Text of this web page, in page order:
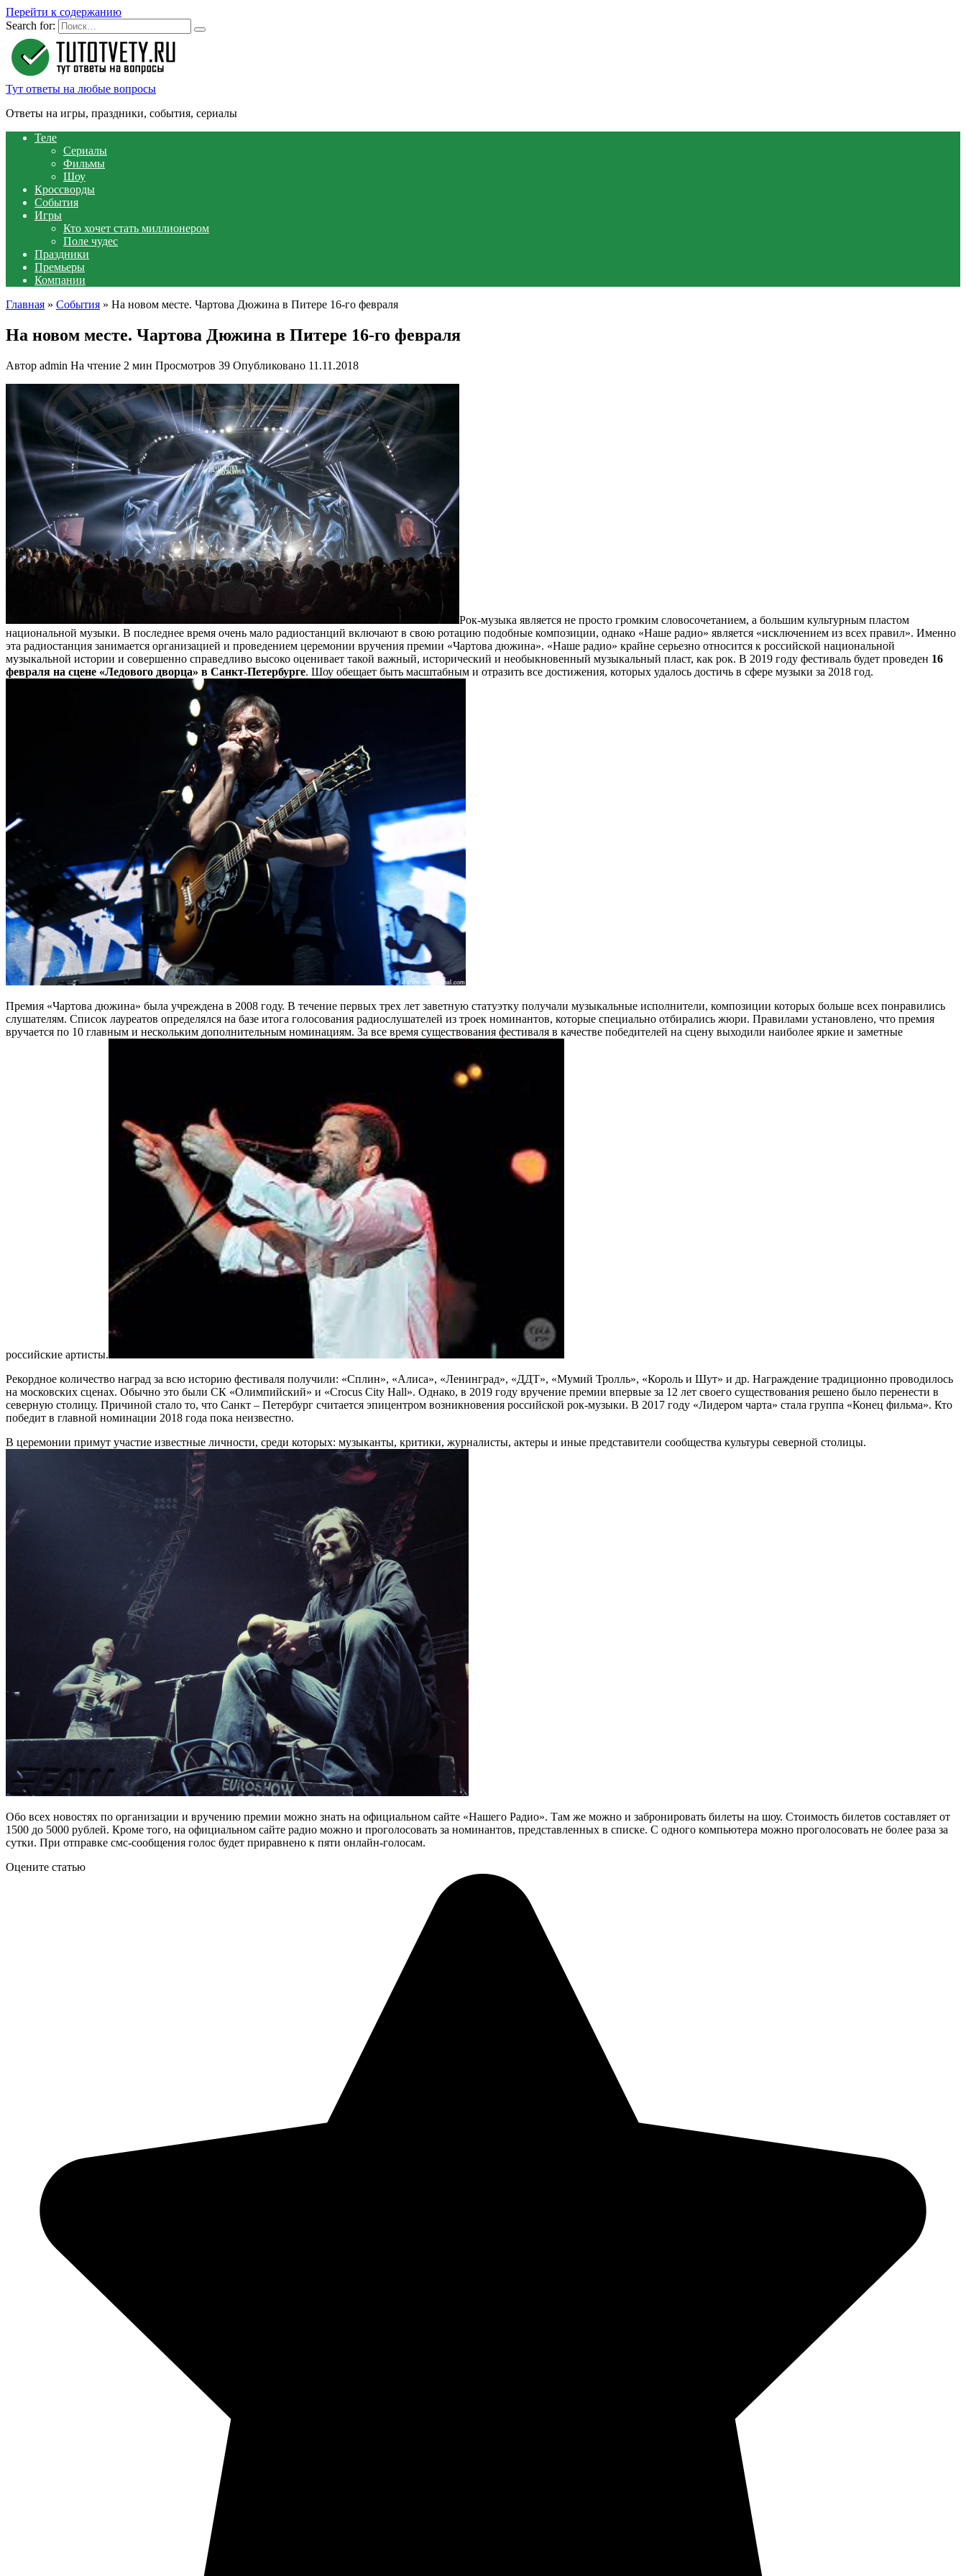
Перейти к содержанию
Search for:
Тут ответы на любые вопросы
Ответы на игры, праздники, события, сериалы
Теле
Сериалы
Фильмы
Шоу
Кроссворды
События
Игры
Кто хочет стать миллионером
Поле чудес
Праздники
Премьеры
Компании
Главная » События » На новом месте. Чартова Дюжина в Питере 16-го февраля
На новом месте. Чартова Дюжина в Питере 16-го февраля
Автор admin На чтение 2 мин Просмотров 39 Опубликовано 11.11.2018
Рок-музыка является не просто громким словосочетанием, а большим культурным пластом
национальной музыки. В последнее время очень мало радиостанций включают в свою ротацию подобные композиции, однако «Наше радио» является «исключением из всех правил». Именно
эта радиостанция занимается организацией и проведением церемонии вручения премии «Чартова дюжина». «Наше радио» крайне серьезно относится к российской национальной
музыкальной истории и совершенно справедливо высоко оценивает такой важный, исторический и необыкновенный музыкальный пласт, как рок. В 2019 году фестиваль будет проведен 16
февраля на сцене «Ледового дворца» в Санкт-Петербурге. Шоу обещает быть масштабным и отразить все достижения, которых удалось достичь в сфере музыки за 2018 год.
Премия «Чартова дюжина» была учреждена в 2008 году. В течение первых трех лет заветную статуэтку получали музыкальные исполнители, композиции которых больше всех понравились
слушателям. Список лауреатов определялся на базе итога голосования радиослушателей из троек номинантов, которые специально отбирались жюри. Правилами установлено, что премия
вручается по 10 главным и нескольким дополнительным номинациям. За все время существования фестиваля в качестве победителей на сцену выходили наиболее яркие и заметные
российские артисты.
Рекордное количество наград за всю историю фестиваля получили: «Сплин», «Алиса», «Ленинград», «ДДТ», «Мумий Тролль», «Король и Шут» и др. Награждение традиционно проводилось
на московских сценах. Обычно это были СК «Олимпийский» и «Crocus City Hall». Однако, в 2019 году вручение премии впервые за 12 лет своего существования решено было перенести в
северную столицу. Причиной стало то, что Санкт – Петербург считается эпицентром возникновения российской рок-музыки. В 2017 году «Лидером чарта» стала группа «Конец фильма». Кто
победит в главной номинации 2018 года пока неизвестно.
В церемонии примут участие известные личности, среди которых: музыканты, критики, журналисты, актеры и иные представители сообщества культуры северной столицы.
Обо всех новостях по организации и вручению премии можно знать на официальном сайте «Нашего Радио». Там же можно и забронировать билеты на шоу. Стоимость билетов составляет от
1500 до 5000 рублей. Кроме того, на официальном сайте радио можно и проголосовать за номинантов, представленных в списке. С одного компьютера можно проголосовать не более раза за
сутки. При отправке смс-сообщения голос будет приравнено к пяти онлайн-голосам.
Оцените статью